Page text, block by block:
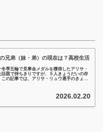
兄弟（妹・弟）の現在は？高校生活
冬季五輪で見事金メダルを獲得したアリサ・
話題で持ちきりですが、５人きょうだいの存
の記事では、アリサ・リュウ選手のきょう
2026.02.20